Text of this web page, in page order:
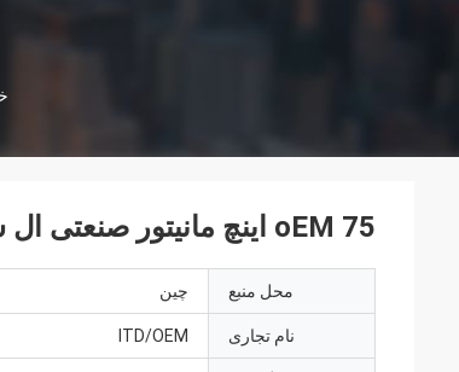
oEM 75 اینچ مانیتور صنعتی ال سی دی شاسی نصب VESA با محفظه فولادی
محل منبع چین
نام تجاری ITD/OEM